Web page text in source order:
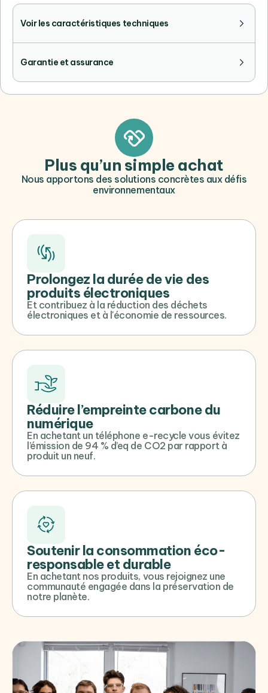
Voir les caractéristiques techniques
Garantie et assurance
Plus qu’un simple achat
Nous apportons des solutions concrètes aux défis
environnementaux
Prolongez la durée de vie des
produits électroniques
Et contribuez à la réduction des déchets
électroniques et à l'économie de ressources.
Réduire l’empreinte carbone du
numérique
En achetant un téléphone e-recycle vous évitez
l’émission de 94 % d’eq de CO2 par rapport à
produit un neuf.
Soutenir la consommation éco-
responsable et durable
En achetant nos produits, vous rejoignez une
communauté engagée dans la préservation de
notre planète.